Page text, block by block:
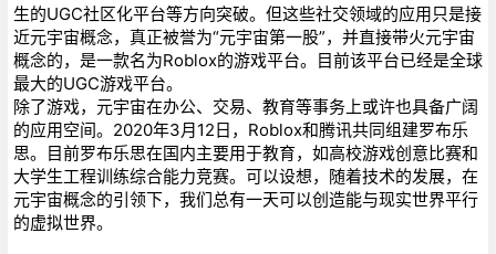
生的UGC社区化平台等方向突破。但这些社交领域的应用只是接
近元宇宙概念，真正被誉为“元宇宙第一股”，并直接带火元宇宙
概念的，是一款名为Roblox的游戏平台。目前该平台已经是全球
最大的UGC游戏平台。
除了游戏，元宇宙在办公、交易、教育等事务上或许也具备广阔
的应用空间。2020年3月12日，Roblox和腾讯共同组建罗布乐
思。目前罗布乐思在国内主要用于教育，如高校游戏创意比赛和
大学生工程训练综合能力竞赛。可以设想，随着技术的发展，在
元宇宙概念的引领下，我们总有一天可以创造能与现实世界平行
的虚拟世界。